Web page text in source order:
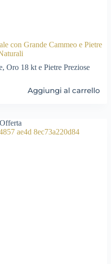
con Grande Cammeo e Pietre
, Oro 18 kt e Pietre Preziose
Aggiungi al carrello
Offerta